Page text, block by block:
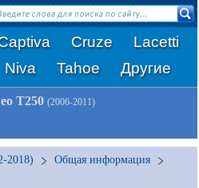
Cruze
Lacetti
Niva Tahoe Другие
Т250 (2006-2011)
2018)
Общая информация